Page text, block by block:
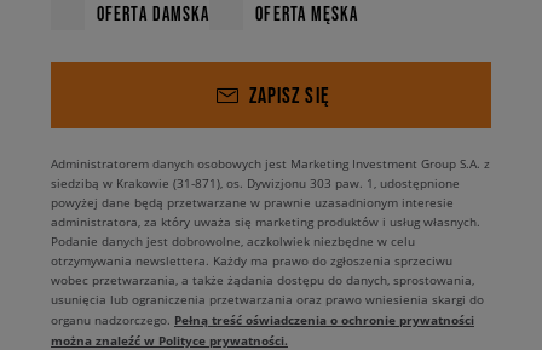
OFERTA DAMSKA OFERTA MĘSKA
ZAPISZ SIĘ
Administratorem danych osobowych jest Marketing Investment Group S.A. z
siedzibą w Krakowie (31-871), os. Dywizjonu 303 paw. 1, udostępnione
powyżej dane będą przetwarzane w prawnie uzasadnionym interesie
administratora, za który uważa się marketing produktów i usług własnych.
Podanie danych jest dobrowolne, aczkolwiek niezbędne w celu
otrzymywania newslettera. Każdy ma prawo do zgłoszenia sprzeciwu
wobec przetwarzania, a także żądania dostępu do danych, sprostowania,
usunięcia lub ograniczenia przetwarzania oraz prawo wniesienia skargi do
organu nadzorczego. Pełną treść oświadczenia o ochronie prywatności
można znaleźć w Polityce prywatności.